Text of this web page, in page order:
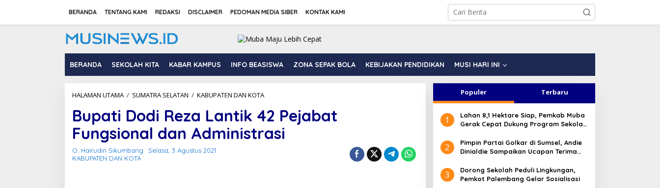
BERANDA TENTANG KAMI REDAKSI DISCLAIMER PEDOMAN MEDIA SIBER KONTAK KAMI
BERANDA SEKOLAH KITA KABAR KAMPUS INFO BEASISWA ZONA SEPAK BOLA KEBIJAKAN PENDIDIKAN MUSI HARI INI
HALAMAN UTAMA / SUMATRA SELATAN / KABUPATEN DAN KOTA
p
a
t
i
Bupati Dodi Reza Lantik 42 Pejabat
Fungsional dan Administrasi
O. Hairudin Sikumbang
Selasa, 3 Agustus 2021
KABUPATEN DAN KOTA
Populer Terbaru
1
Lahan 8,1 Hektare Siap, Pemkab Muba
Gerak Cepat Dukung Program Sekolah
2
Pimpin Partai Golkar di Sumsel, Andie
Dinialdie Sampaikan Ucapan Terima
3
Dorong Sekolah Peduli Lingkungan,
Pemkot Palembang Gelar Sosialisasi